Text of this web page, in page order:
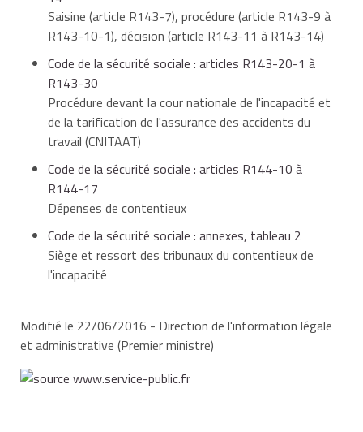
Saisine (article R143-7), procédure (article R143-9 à
R143-10-1), décision (article R143-11 à R143-14)
Code de la sécurité sociale : articles R143-20-1 à
R143-30
Procédure devant la cour nationale de l'incapacité et
de la tarification de l'assurance des accidents du
travail (CNITAAT)
Code de la sécurité sociale : articles R144-10 à
R144-17
Dépenses de contentieux
Code de la sécurité sociale : annexes, tableau 2
Siège et ressort des tribunaux du contentieux de
l'incapacité
Modifié le 22/06/2016 - Direction de l'information légale
et administrative (Premier ministre)